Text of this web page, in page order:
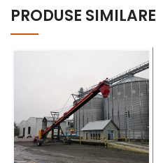
Nume complet *
Număr telefon *
Adresă Email *
PRODUSE SIMILARE